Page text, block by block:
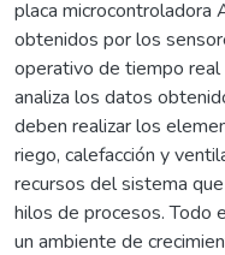
placa microcontroladora
obtenidos por los
operativo de tiempo
analiza los datos
deben realizar los
riego, calefacción y
recursos del sistema
hilos de procesos. Todo
un ambiente de